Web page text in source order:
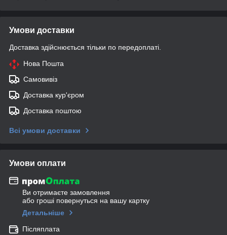
Умови доставки
Доставка здійснюється тільки по передоплаті.
Нова Пошта
Самовивіз
Доставка кур'єром
Доставка поштою
Всі умови доставки
Умови оплати
Ви отримаєте замовлення
або гроші повернуться на вашу картку
Детальніше
Післяплата